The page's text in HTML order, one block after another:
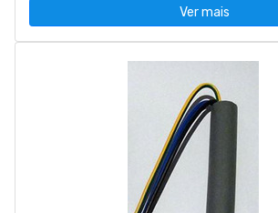
Ver mais